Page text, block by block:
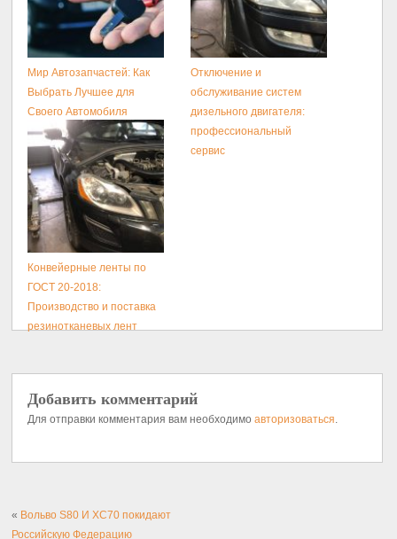
Мир Автозапчастей: Как
Выбрать Лучшее для
Своего Автомобиля
Отключение и
обслуживание систем
дизельного двигателя:
профессиональный
сервис
Конвейерные ленты по
ГОСТ 20-2018:
Производство и поставка
резинотканевых лент
Добавить комментарий
Для отправки комментария вам необходимоавторизоваться.
« Вольво S80 И XC70 покидают
Российскую Федерацию